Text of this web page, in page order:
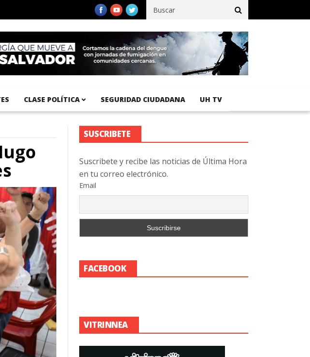
Internacional del Pacífico registra 92 % de avance en obras de terracería
CLASE POLÍTICA SEGURIDAD CIUDADANA UH TV
SUSCRIBETE
Suscribete y recibe las noticias de Última Hora
en tu correo electrónico.
Email
FACEBOOK
VITRINNEA